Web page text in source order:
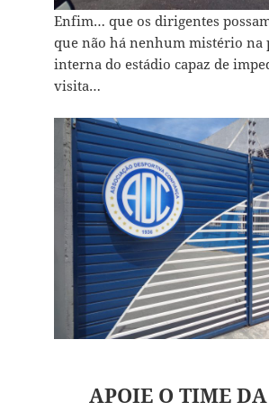
Enfim… que os dirigentes
que não há nenhum mistério na
interna do estádio capaz de
visita…
APOIE O TIME